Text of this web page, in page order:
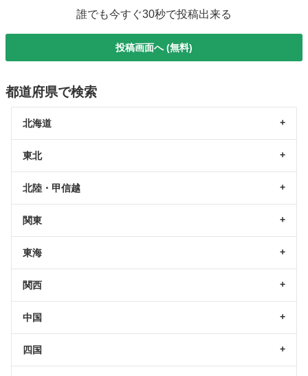
誰でも今すぐ30秒で投稿出来る
投稿画面へ (無料)
都道府県で検索
北海道
東北
北陸・甲信越
関東
東海
関西
中国
四国